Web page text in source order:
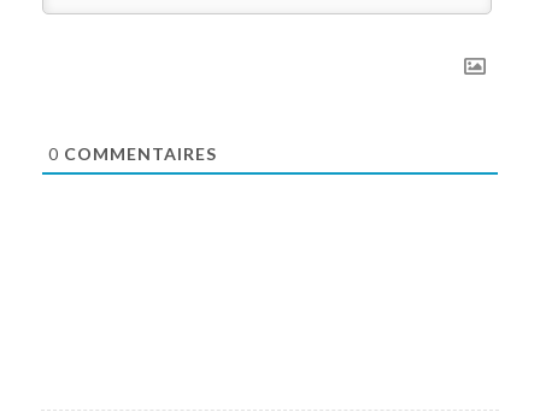
0 COMMENTAIRES